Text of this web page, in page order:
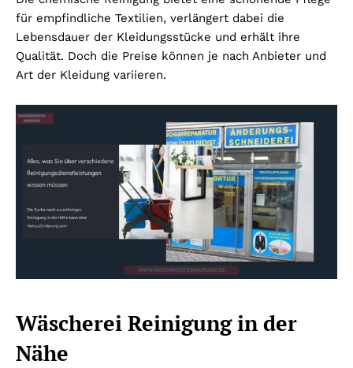
für empfindliche Textilien, verlängert dabei die
Lebensdauer der Kleidungsstücke und erhält ihre
Qualität. Doch die Preise können je nach Anbieter und
Art der Kleidung variieren.
Wäscherei Reinigung in der
Nähe